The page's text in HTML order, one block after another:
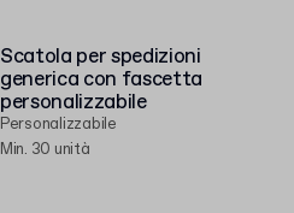
Scatola per spedizioni
generica con fascetta
personalizzabile
Personalizzabile
Min. 30 unità